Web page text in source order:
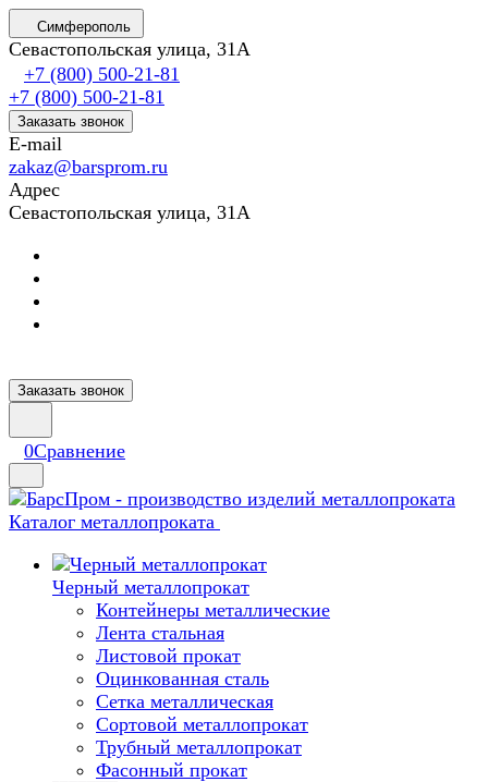
Симферополь
Севастопольская улица, 31А
+7 (800) 500-21-81
+7 (800) 500-21-81
Заказать звонок
E-mail
zakaz@barsprom.ru
Адрес
Севастопольская улица, 31А
Заказать звонок
0Сравнение
Каталог металлопроката
Черный металлопрокат
Контейнеры металлические
Лента стальная
Листовой прокат
Оцинкованная сталь
Сетка металлическая
Сортовой металлопрокат
Трубный металлопрокат
Фасонный прокат